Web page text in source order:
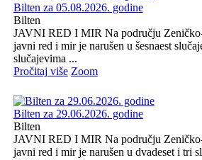
Bilten za 05.08.2026. godine
Bilten
JAVNI RED I MIR Na području
javni red i mir je narušen u šesnaest
slučajevima ...
Pročitaj više Zoom
Bilten za 29.06.2026. godine
Bilten
JAVNI RED I MIR Na području
javni red i mir je narušen u dvadeset i tri